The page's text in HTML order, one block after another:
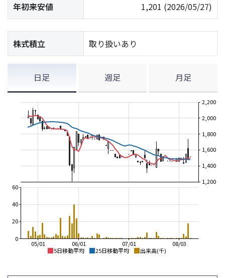
年初来安値 1,201 (2026/05/27)
株式積立 取り扱いあり
日足 週足 月足
5日移動平均 25日移動平均 出来高(千)
08/03
07/01
06/01
05/01
1,200
1,400
1,600
1,800
2,000
2,200
0
20
40
60